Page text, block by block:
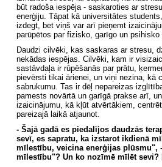
būt radoša iespēja - saskaroties ar
enerģiju. Tāpat kā universitātes
izdegt, bet viņš var arī pieņemt
parūpētos par fizisko, garīgo un
Daudzi cilvēki, kas saskaras ar stresu,
nekādas iespējas. Cilvēki, kam ir
sastāvdaļa ir rūpēšanās par prātu,
pievērsti tikai ārienei, un viņi nezina, kā
sabrukumu. Tas ir dēļ nepareizas
pamests novārtā un garīgā prakse arī,
izaicinājumu, kā kļūt atvērtākiem,
pareizajā laikā atjaunot.
- Šajā gadā es piedalījos daudzās
sevī, es sapratu, ka izstarot ikdienā
mīlestību, veicina enerģijas plūsmu",
mīlestību"? Un ko nozīmē mīlēt sevi?